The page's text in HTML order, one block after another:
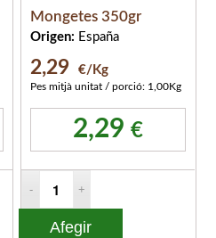
Mongetes 350gr
Origen: España
2,29 €/Kg
Pes mitjà unitat / porció: 1,00Kg
2,29€
Afegir